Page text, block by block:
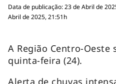
Data de publicação: 23 de Abril de
Abril de 2025, 21:51h
A Região Centro-Oeste
quinta-feira (24).
Alerta de chuvas